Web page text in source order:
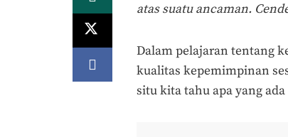
atas suatu ancaman.
Dalam pelajaran tentang
kualitas kepemimpinan
situ kita tahu apa yang